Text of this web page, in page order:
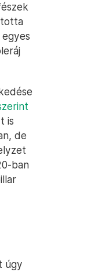
is
de
ban
úgy